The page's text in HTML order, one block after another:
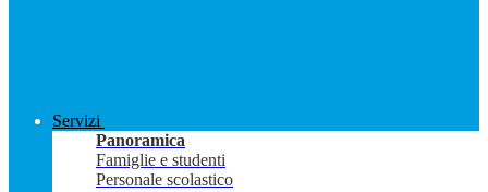
Servizi
Panoramica
Famiglie e studenti
Personale scolastico